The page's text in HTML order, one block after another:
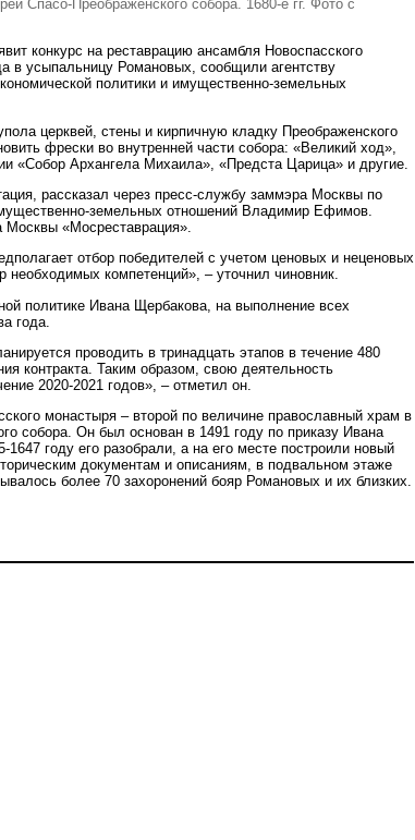
Спасо-Преображенского собора. 1680-е гг. Фото с
конкурс на реставрацию ансамбля Новоспасского
в усыпальницу Романовых, сообщили агентству
политики и имущественно-земельных
церквей, стены и кирпичную кладку Преображенского
фрески во внутренней части собора: «Великий ход»,
«Собор Архангела Михаила», «Предста Царица» и другие.
рассказал через пресс-службу заммэра Москвы по
земельных отношений Владимир Ефимов.
Москвы «Мосреставрация».
отбор победителей с учетом ценовых и неценовых
необходимых компетенций», – уточнил чиновник.
политике Ивана Щербакова, на выполнение всех
года.
проводить в тринадцать этапов в течение 480
контракта. Таким образом, свою деятельность
2020-2021 годов», – отметил он.
монастыря – второй по величине православный храм в
собора. Он был основан в 1491 году по приказу Ивана
году его разобрали, а на его месте построили новый
документам и описаниям, в подвальном этаже
более 70 захоронений бояр Романовых и их близких.